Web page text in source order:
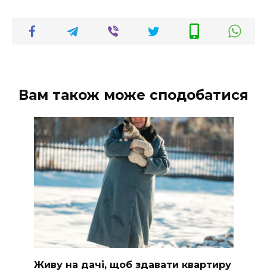
Вам також може сподобатися
Живу на дачі, щоб здавати квартиру